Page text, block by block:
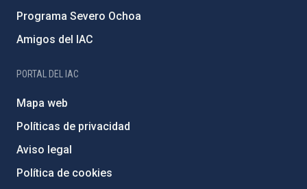
Programa Severo Ochoa
Amigos del IAC
PORTAL DEL IAC
Mapa web
Políticas de privacidad
Aviso legal
Política de cookies